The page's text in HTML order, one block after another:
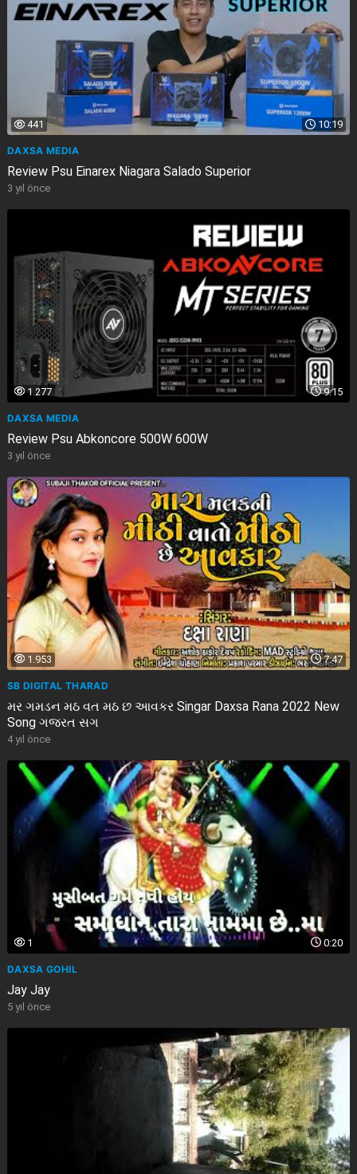
10:19
441
DAXSA MEDIA
Review Psu Einarex Niagara Salado Superior
3 yıl önce
9:15
1.277
DAXSA MEDIA
Review Psu Abkoncore 500W 600W
3 yıl önce
7:47
1.953
SB DIGITAL THARAD
મર ગમડન મઠ વત મઠ છ આવકર Singar Daxsa Rana 2022 New
Song ગજરત સગ
4 yıl önce
0:20
1
DAXSA GOHIL
Jay Jay
5 yıl önce